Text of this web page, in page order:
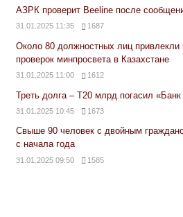
АЗРК проверит Beeline после
31.01.2025 11:35 1687
Около 80 должностных лиц привлекли
проверок минпросвета в Казахстане
31.01.2025 11:00 1612
Треть долга – Т20 млрд погасил
31.01.2025 10:45 1673
Свыше 90 человек с двойным
с начала года
31.01.2025 09:50 1585